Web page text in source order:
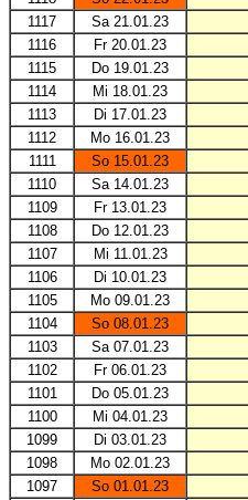
1117
Sa 21.01.23
1116
Fr 20.01.23
1115
Do 19.01.23
1114
Mi 18.01.23
1113
Di 17.01.23
1112
Mo 16.01.23
1111
So 15.01.23
1110
Sa 14.01.23
1109
Fr 13.01.23
1108
Do 12.01.23
1107
Mi 11.01.23
1106
Di 10.01.23
1105
Mo 09.01.23
1104
So 08.01.23
1103
Sa 07.01.23
1102
Fr 06.01.23
1101
Do 05.01.23
1100
Mi 04.01.23
1099
Di 03.01.23
1098
Mo 02.01.23
1097
So 01.01.23